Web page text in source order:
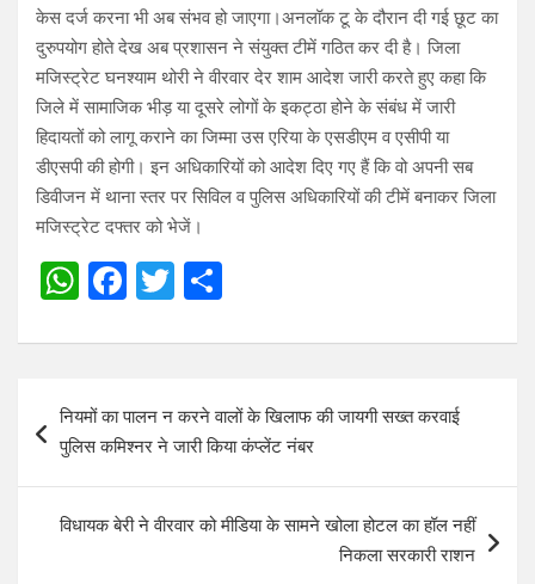
केस दर्ज करना भी अब संभव हो जाएगा।अनलॉक टू के दौरान दी गई छूट का
दुरुपयोग होते देख अब प्रशासन ने संयुक्त टीमें गठित कर दी है। जिला
मजिस्ट्रेट घनश्याम थोरी ने वीरवार देर शाम आदेश जारी करते हुए कहा कि
जिले में सामाजिक भीड़ या दूसरे लोगों के इकट्ठा होने के संबंध में जारी
हिदायतों को लागू कराने का जिम्मा उस एरिया के एसडीएम व एसीपी या
डीएसपी की होगी। इन अधिकारियों को आदेश दिए गए हैं कि वो अपनी सब
डिवीजन में थाना स्तर पर सिविल व पुलिस अधिकारियों की टीमें बनाकर जिला
मजिस्ट्रेट दफ्तर को भेजें।
W
at
s
A
p
F
ce
o
k
T
tt
er
ar
e
navigation
नियमों का पालन न करने वालों के खिलाफ की जायगी सख्त करवाई
पुलिस कमिश्नर ने जारी किया कंप्लेंट नंबर
विधायक बेरी ने वीरवार को मीडिया के सामने खोला होटल का हॉल नहीं
निकला सरकारी राशन